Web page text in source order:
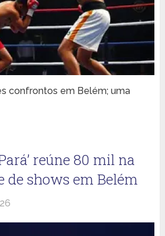
confrontos em Belém; uma
reúne 80 mil na
shows em Belém